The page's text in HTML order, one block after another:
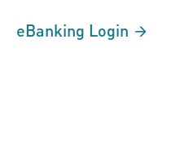
eBanking Login